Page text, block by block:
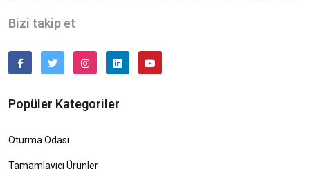
Bizi takip et
Popüler Kategoriler
Oturma Odası
Tamamlayıcı Ürünler